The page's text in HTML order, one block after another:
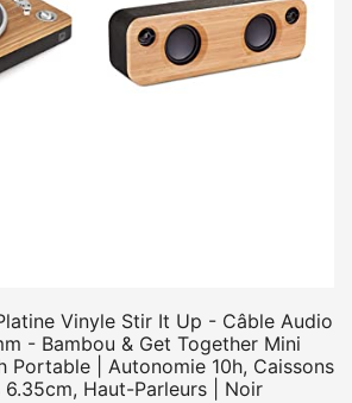
Vinyle Stir It Up - Câble Audio
- Bambou & Get Together Mini
Portable | Autonomie 10h, Caissons
6.35cm, Haut-Parleurs | Noir